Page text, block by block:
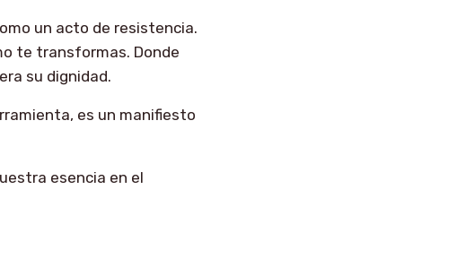
un acto de resistencia.
te transformas. Donde
su dignidad.
es un manifiesto
esencia en el